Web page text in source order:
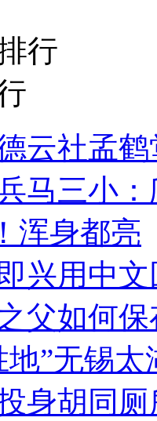
行
云社孟
马三小
浑身都亮
兴用中
父如何
地”无锡
身胡同